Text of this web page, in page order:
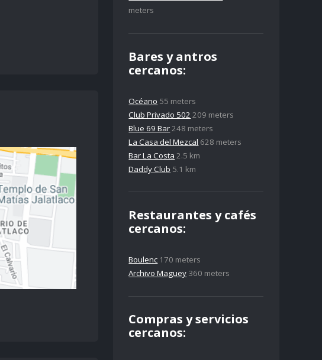
meters
Bares y antros
cercanos:
Océano 55 meters
Club Privado 502 209 meters
Blue 69 Bar248 meters
La Casa del Mezcal 628 meters
Bar La Costa 2.5 km
Daddy Club 5.1 km
Restaurantes y cafés
cercanos:
Boulenc 170 meters
Archivo Maguey 360 meters
Compras y servicios
cercanos: